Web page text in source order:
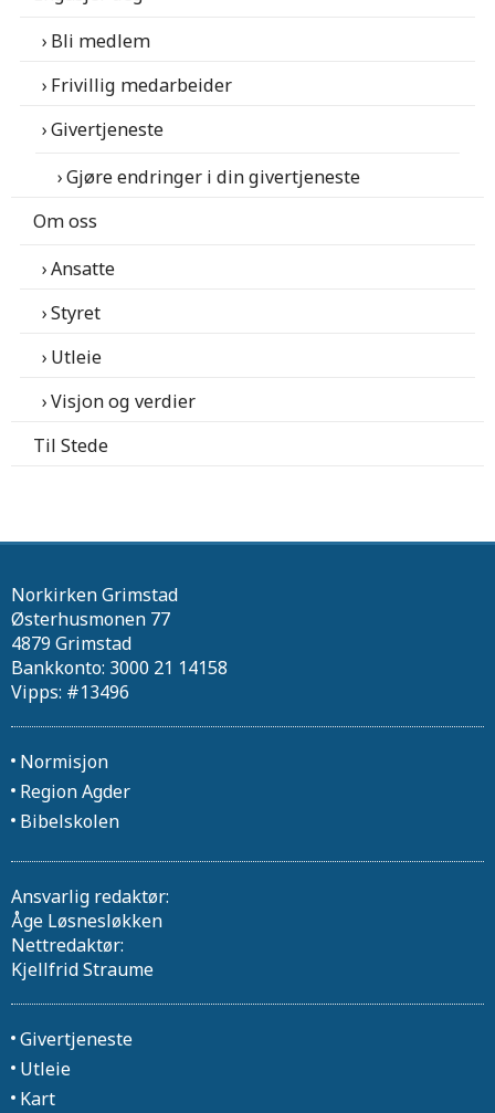
Bli medlem
Frivillig medarbeider
Givertjeneste
Gjøre endringer i din givertjeneste
Om oss
Ansatte
Styret
Utleie
Visjon og verdier
Til Stede
Norkirken Grimstad
Østerhusmonen 77
4879 Grimstad
Bankkonto: 3000 21 14158
Vipps: #13496
Normisjon
Region Agder
Bibelskolen
Ansvarlig redaktør:
Åge Løsnesløkken
Nettredaktør:
Kjellfrid Straume
Givertjeneste
Utleie
Kart